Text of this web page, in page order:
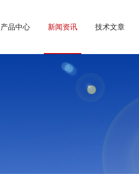
产品中心 新闻资讯 技术文章